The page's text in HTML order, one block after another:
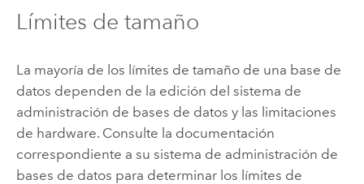
Límites de tamaño
La mayoría de los límites de tamaño de una base de
datos dependen de la edición del sistema de
administración de bases de datos y las limitaciones
de hardware. Consulte la documentación
correspondiente a su sistema de administración de
bases de datos para determinar los límites de